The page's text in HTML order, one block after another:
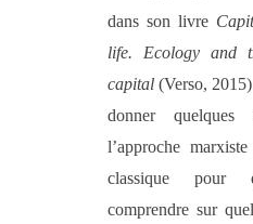
dans son livre
life. Ecology and
capital(Verso,
donner quelques
l’approche
classique pour
comprendre sur